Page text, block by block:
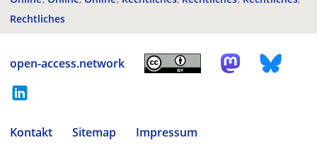
Rechtliches
open-access.network
Kontakt Sitemap
Impressum